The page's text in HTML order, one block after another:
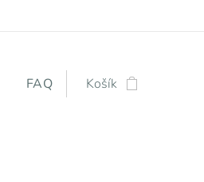
FAQ Košík